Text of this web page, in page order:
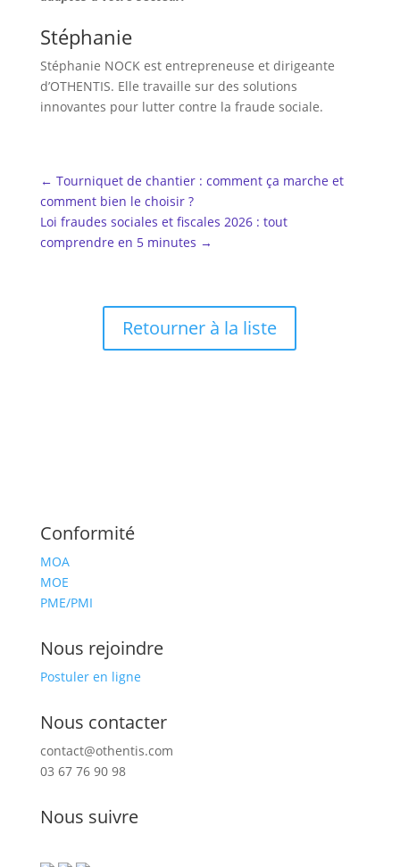
Stéphanie
Stéphanie NOCK est entrepreneuse et dirigeante
d’OTHENTIS. Elle travaille sur des solutions
innovantes pour lutter contre la fraude sociale.
← Tourniquet de chantier : comment ça marche et
comment bien le choisir ?
Loi fraudes sociales et fiscales 2026 : tout
comprendre en 5 minutes →
Retourner à la liste
Conformité
MOA
MOE
PME/PMI
Nous rejoindre
Postuler en ligne
Nous contacter
contact@othentis.com
03 67 76 90 98
Nous suivre